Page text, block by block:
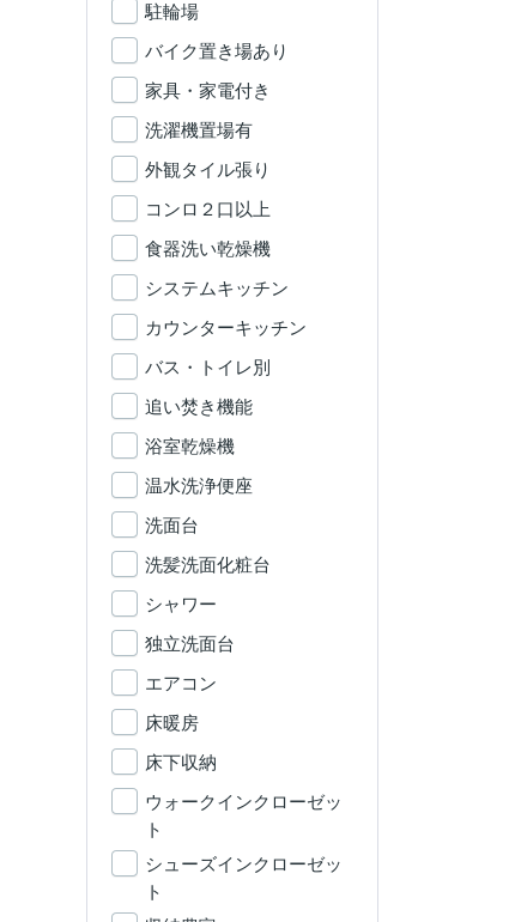
駐輪場
バイク置き場あり
家具・家電付き
洗濯機置場有
外観タイル張り
コンロ２口以上
食器洗い乾燥機
システムキッチン
カウンターキッチン
バス・トイレ別
追い焚き機能
浴室乾燥機
温水洗浄便座
洗面台
洗髪洗面化粧台
シャワー
独立洗面台
エアコン
床暖房
床下収納
ウォークインクローゼッ
ト
シューズインクローゼッ
ト